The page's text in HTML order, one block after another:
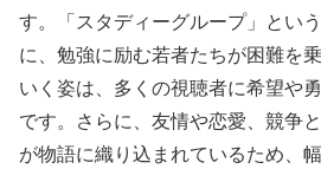
す。「スタディーグループ」とい
に、勉強に励む若者たちが困難を
いく姿は、多くの視聴者に希望や
です。さらに、友情や恋愛、競争
が物語に織り込まれているため、